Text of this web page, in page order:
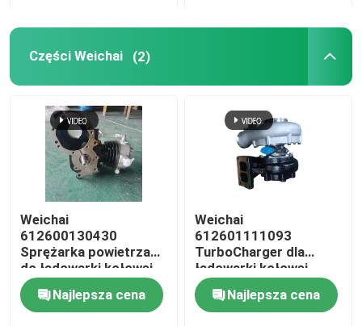
Części Weichai (2)
Weichai
612600130430
Sprężarka powietrza
do ładowarki kołowej
LIUGONG CLG855/856
Silnik wysokoprężny
WP12、WD12、
Najlepsza cena
Weichai
612601111093
TurboCharger dla
ładowarki kołowej
CLG856H、CLG862H、
LG953、LG956、
L956F、LW500FV、
Najlepsza cena